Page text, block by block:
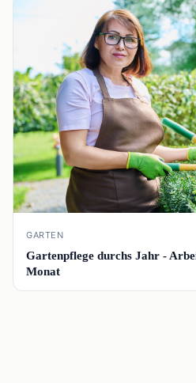
GARTEN
Gartenpflege durchs Jahr -
Monat